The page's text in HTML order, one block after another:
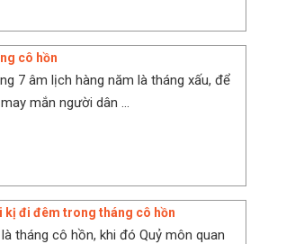
cô hồn
7 âm lịch hàng năm là tháng xấu, để
mắn người dân ...
kị đi đêm trong tháng cô hồn
tháng cô hồn, khi đó Quỷ môn quan